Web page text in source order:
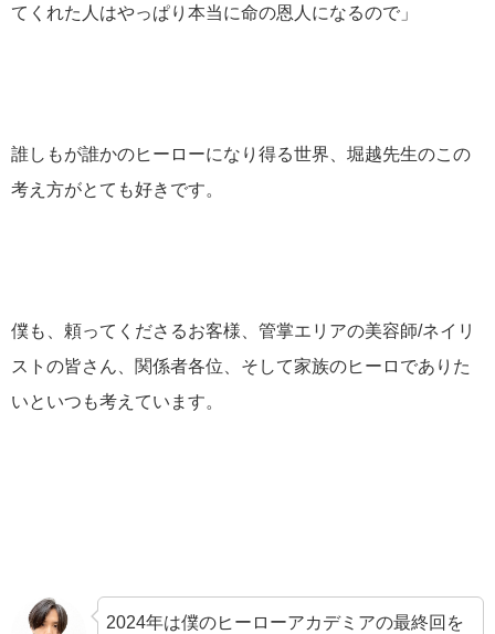
てくれた人はやっぱり本当に命の恩人になるので」
誰しもが誰かのヒーローになり得る世界、堀越先生のこの
考え方がとても好きです。
僕も、頼ってくださるお客様、管掌エリアの美容師/ネイリ
ストの皆さん、関係者各位、そして家族のヒーロでありた
いといつも考えています。
2024年は僕のヒーローアカデミアの最終回を